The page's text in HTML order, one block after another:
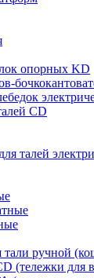
опорных KD
CD
талей
ручной
(тележки для